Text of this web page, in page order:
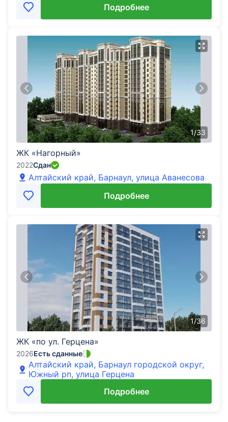
Подробнее
1/33
ЖК «Нагорный»
2022Сдан
Алтайский край, Барнаул, улица Аванесова
Подробнее
1/36
ЖК «по ул. Герцена»
2026Есть сданные
Алтайский край, Барнаул городской округ,
Южный рп, улица Герцена
Подробнее